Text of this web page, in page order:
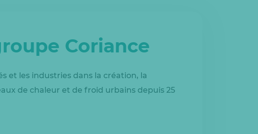
Coriance
et les industries dans la création, la
de chaleur et de froid urbains depuis 25